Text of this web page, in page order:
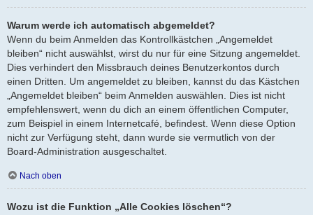
Warum werde ich automatisch abgemeldet?
Wenn du beim Anmelden das Kontrollkästchen „Angemeldet
bleiben“ nicht auswählst, wirst du nur für eine Sitzung angemeldet.
Dies verhindert den Missbrauch deines Benutzerkontos durch
einen Dritten. Um angemeldet zu bleiben, kannst du das Kästchen
„Angemeldet bleiben“ beim Anmelden auswählen. Dies ist nicht
empfehlenswert, wenn du dich an einem öffentlichen Computer,
zum Beispiel in einem Internetcafé, befindest. Wenn diese Option
nicht zur Verfügung steht, dann wurde sie vermutlich von der
Board-Administration ausgeschaltet.
Nach oben
Wozu ist die Funktion „Alle Cookies löschen“?